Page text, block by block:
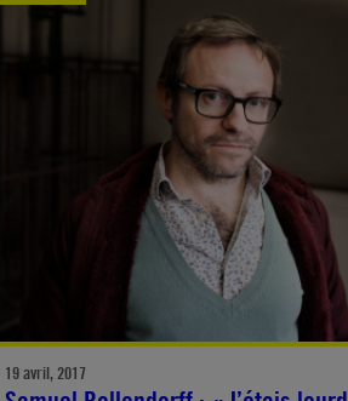
19 avril, 2017